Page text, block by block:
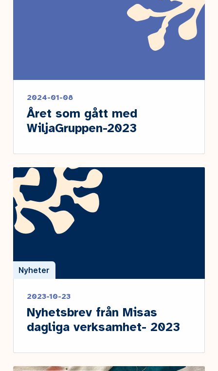
2024-01-08
Året som gått med
WiljaGruppen-2023
Nyheter
2023-10-23
Nyhetsbrev från Misas
dagliga verksamhet- 2023